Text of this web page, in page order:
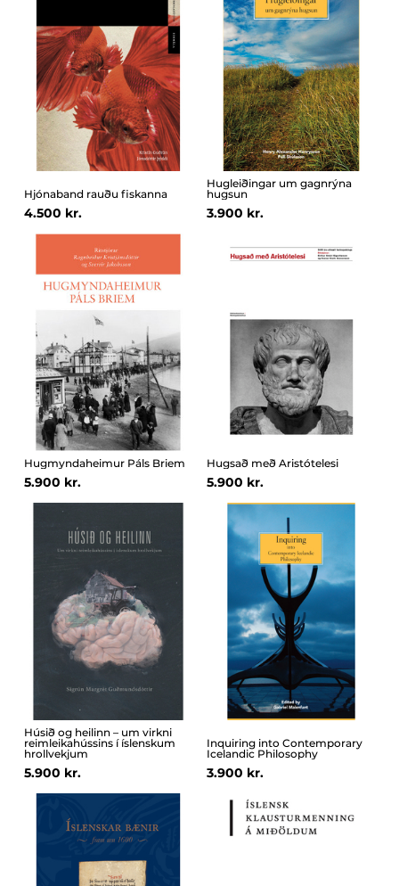
Hjónaband rauðu fiskanna
4.500 kr.
Hugleiðingar um gagnrýna
hugsun
3.900 kr.
Hugmyndaheimur Páls Briem
5.900 kr.
Hugsað með Aristótelesi
5.900 kr.
Húsið og heilinn – um virkni
reimleikahússins í íslenskum
hrollvekjum
5.900 kr.
Inquiring into Contemporary
Icelandic Philosophy
3.900 kr.